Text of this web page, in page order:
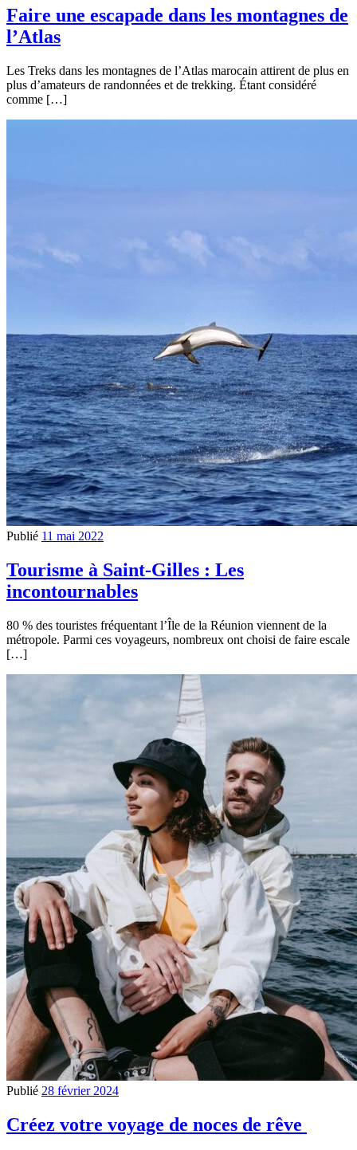
Faire une escapade dans les montagnes de
l’Atlas
Les Treks dans les montagnes de l’Atlas marocain attirent de plus en
plus d’amateurs de randonnées et de trekking. Étant considéré
comme […]
Publié 11 mai 2022
Tourisme à Saint-Gilles : Les
incontournables
80 % des touristes fréquentant l’Île de la Réunion viennent de la
métropole. Parmi ces voyageurs, nombreux ont choisi de faire escale
[…]
Publié 28 février 2024
Créez votre voyage de noces de rêve